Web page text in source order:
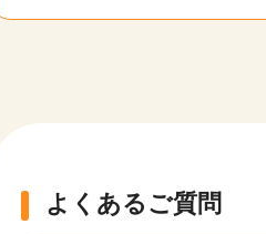
よくあるご質問